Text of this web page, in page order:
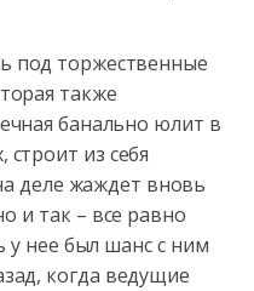
под торжественные
также
банально юлит в
из себя
деле жаждет вновь
и так – все равно
нее был шанс с ним
когда ведущие